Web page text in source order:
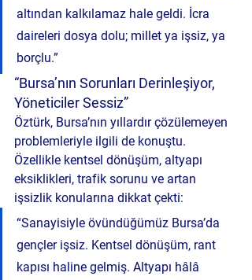
altından kalkılamaz hale geldi. İcra
daireleri dosya dolu; millet ya işsiz, ya
borçlu.”
“Bursa’nın Sorunları Derinleşiyor,
Yöneticiler Sessiz”
Öztürk, Bursa’nın yıllardır çözülemeyen
problemleriyle ilgili de konuştu.
Özellikle kentsel dönüşüm, altyapı
eksiklikleri, trafik sorunu ve artan
işsizlik konularına dikkat çekti:
“Sanayisiyle övündüğümüz Bursa’da
gençler işsiz. Kentsel dönüşüm, rant
kapısı haline gelmiş. Altyapı hâlâ